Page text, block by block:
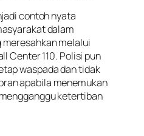
contoh nyata
dalam
melalui
Center 110. Polisi pun
waspada dan tidak
apabila menemukan
ketertiban